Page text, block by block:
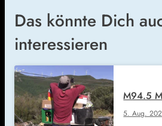
Das könnte Dich
interessieren
5. Aug.
M94.5